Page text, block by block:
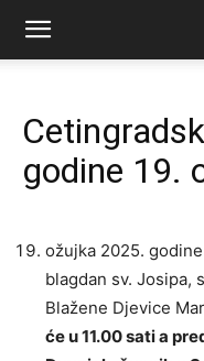
godine 19.
ožujka 2025.
blagdan sv. Josipa,
Blažene Djevice
će u 11.00 sati a